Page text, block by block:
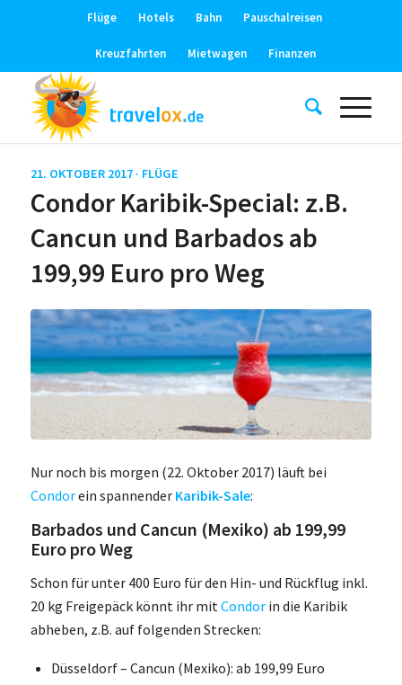
Flüge Hotels Bahn Pauschalreisen
Kreuzfahrten Mietwagen Finanzen
21. OKTOBER 2017 · FLÜGE
Condor Karibik-Special: z.B.
Cancun und Barbados ab
199,99 Euro pro Weg
Nur noch bis morgen (22. Oktober 2017) läuft bei
Condorein spannender Karibik-Sale:
Barbados und Cancun (Mexiko) ab 199,99
Euro pro Weg
Schon für unter 400 Euro für den Hin- und Rückflug inkl.
20 kg Freigepäck könnt ihr mitCondorin die Karibik
abheben, z.B. auf folgenden Strecken:
Düsseldorf – Cancun (Mexiko): ab 199,99 Euro